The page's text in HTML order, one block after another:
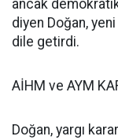
ancak
diyen Doğan,
dile getirdi.
AİHM ve AYM
Doğan, yargı